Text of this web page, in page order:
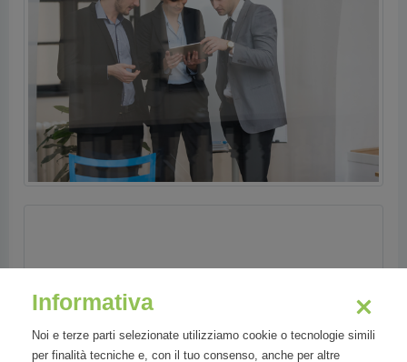
Informativa
Noi e terze parti selezionate utilizziamo cookie o tecnologie simili
per finalità tecniche e, con il tuo consenso, anche per altre